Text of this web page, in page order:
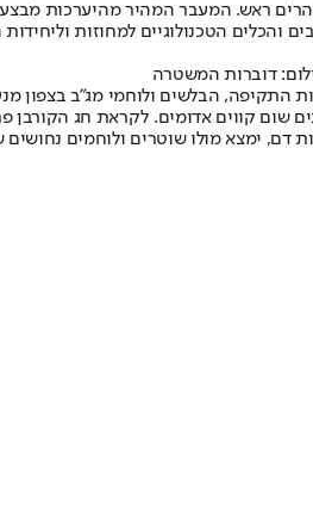
ראש. המעבר המהיר מהיערכות
והכלים הטכנולוגיים למחוזות
דוברות המשטרה
התקיפה, הבלשים ולוחמי מג"ב
לעבריינים שום קווים אדומים. לקראת חג
ימצא מולו שוטרים ולוחמים נחושים